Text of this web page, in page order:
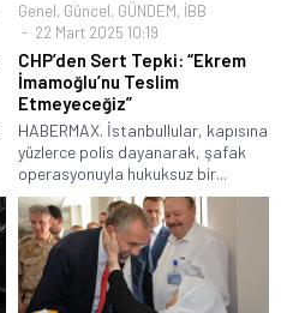
Genel, Güncel, GÜNDEM, İBB
22 Mart 2025 10:19
CHP’den Sert Tepki: “Ekrem
İmamoğlu’nu Teslim
Etmeyeceğiz”
HABERMAX. İstanbullular, kapısına
yüzlerce polis dayanarak, şafak
operasyonuyla hukuksuz bir...